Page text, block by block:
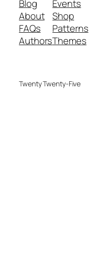
Blog
About
FAQs
Authors
Events
Shop
Patterns
Themes
Twenty Twenty-Five